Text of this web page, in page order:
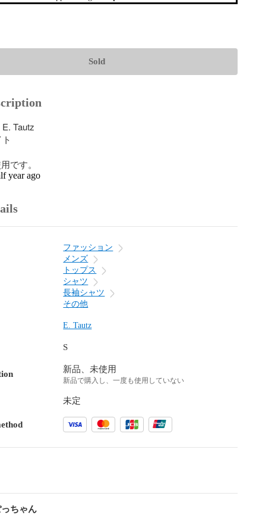
Sold
Tautz
です。
year ago
ファッション
メンズ
トップス
シャツ
長袖シャツ
その他
E. Tautz
S
新品、未使用
新品で購入し、一度も使用していない
未定
ちゃん